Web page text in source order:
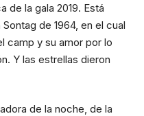
de la gala 2019. Está
de 1964, en el cual
camp y su amor por lo
Y las estrellas dieron
de la noche, de la